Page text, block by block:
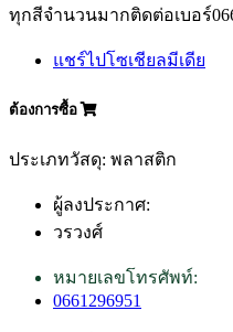
ทุกสีจำนวนมากติดต่อเบอร์
แชร์ไปโซเชียลมีเดีย
ต้องการซื้อ
ประเภทวัสดุ: พลาสติก
ผู้ลงประกาศ:
วรวงศ์
หมายเลขโทรศัพท์:
0661296951